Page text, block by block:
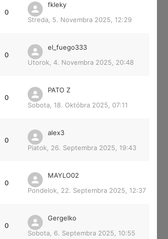
0
fkleky
Streda, 5. Novembra 2025, 12:29
0
el_fuego333
Utorok, 4. Novembra 2025, 20:48
0
PATO Z
Sobota, 18. Októbra 2025, 07:11
0
alex3
Piatok, 26. Septembra 2025, 19:43
0
MAYLO02
Pondelok, 22. Septembra 2025, 12:37
0
Gergelko
Sobota, 6. Septembra 2025, 10:55